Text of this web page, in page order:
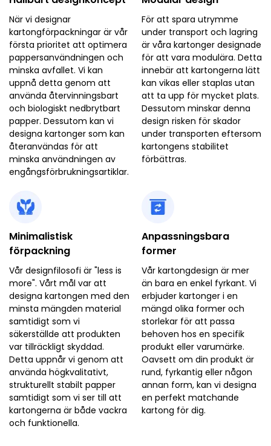
När vi designar
kartongförpackningar är vår
första prioritet att optimera
pappersanvändningen och
minska avfallet. Vi kan
uppnå detta genom att
använda återvinningsbart
och biologiskt nedbrytbart
papper. Dessutom kan vi
designa kartonger som kan
återanvändas för att
minska användningen av
engångsförbrukningsartiklar.
För att spara utrymme
under transport och lagring
är våra kartonger designade
för att vara modulära. Detta
innebär att kartongerna lätt
kan vikas eller staplas utan
att ta upp för mycket plats.
Dessutom minskar denna
design risken för skador
under transporten eftersom
kartongens stabilitet
förbättras.
Minimalistisk
förpackning
Vår designfilosofi är "less is
more". Vårt mål var att
designa kartongen med den
minsta mängden material
samtidigt som vi
säkerställde att produkten
var tillräckligt skyddad.
Detta uppnår vi genom att
använda högkvalitativt,
strukturellt stabilt papper
samtidigt som vi ser till att
kartongerna är både vackra
och funktionella.
Anpassningsbara
former
Vår kartongdesign är mer
än bara en enkel fyrkant. Vi
erbjuder kartonger i en
mängd olika former och
storlekar för att passa
behoven hos en specifik
produkt eller varumärke.
Oavsett om din produkt är
rund, fyrkantig eller någon
annan form, kan vi designa
en perfekt matchande
kartong för dig.